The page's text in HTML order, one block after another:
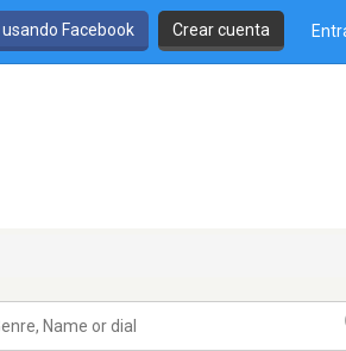
Facebook Crear cuenta